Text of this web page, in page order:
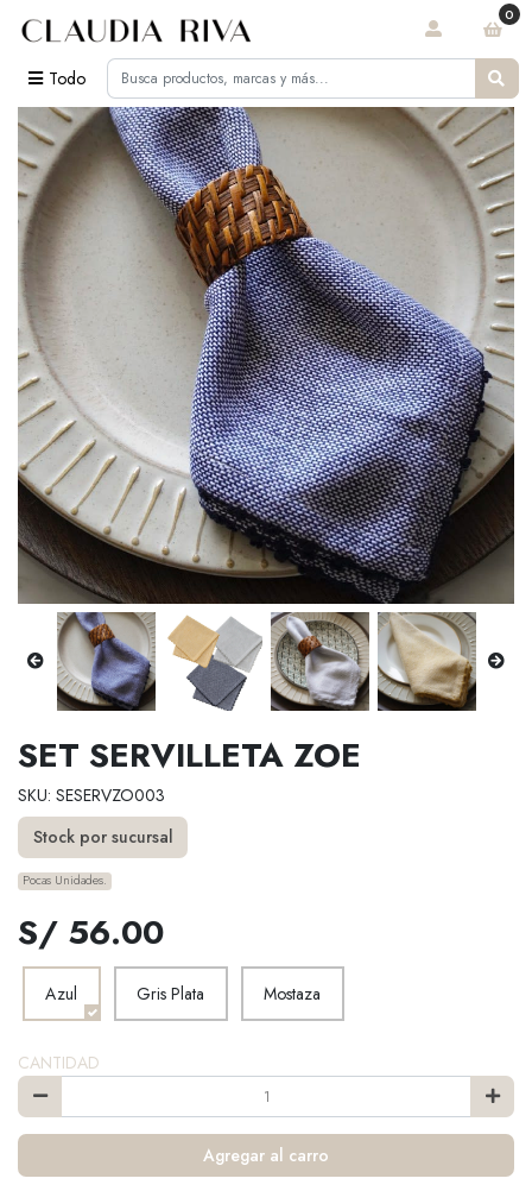
Todo
0
SET SERVILLETA ZOE
SKU: SESERVZO003
Stock por sucursal
Pocas Unidades.
S/ 56.00
Azul Gris Plata Mostaza
CANTIDAD
Agregar al carro